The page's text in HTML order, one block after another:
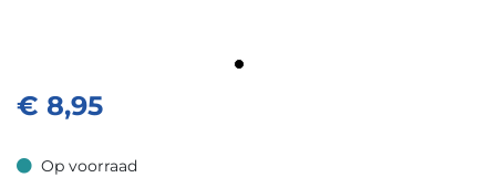
€ 8,95
Op voorraad
Op voorraad